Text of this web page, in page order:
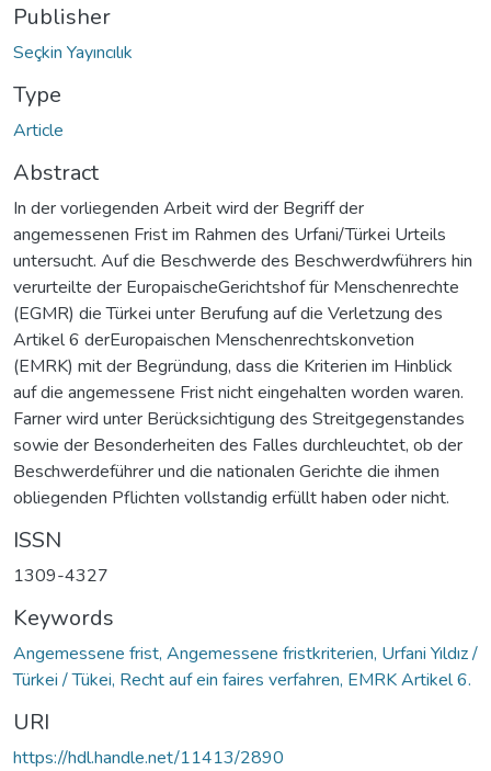
Publisher
Seçkin Yayıncılık
Type
Article
Abstract
In der vorliegenden Arbeit wird der Begriff der
angemessenen Frist im Rahmen des Urfani/Türkei Urteils
untersucht. Auf die Beschwerde des Beschwerdwführers hin
verurteilte der EuropaischeGerichtshof für Menschenrechte
(EGMR) die Türkei unter Berufung auf die Verletzung des
Artikel 6 derEuropaischen Menschenrechtskonvetion
(EMRK) mit der Begründung, dass die Kriterien im Hinblick
auf die angemessene Frist nicht eingehalten worden waren.
Farner wird unter Berücksichtigung des Streitgegenstandes
sowie der Besonderheiten des Falles durchleuchtet, ob der
Beschwerdeführer und die nationalen Gerichte die ihmen
obliegenden Pflichten vollstandig erfüllt haben oder nicht.
ISSN
1309-4327
Keywords
Angemessene frist, Angemessene fristkriterien, Urfani Yıldız /
Türkei / Tükei, Recht auf ein faires verfahren, EMRK Artikel 6.
URI
https://hdl.handle.net/11413/2890